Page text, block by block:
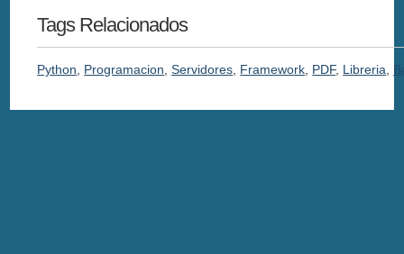
Tags Relacionados
Python Programacion ,Servidores Framework PDF, Libreria